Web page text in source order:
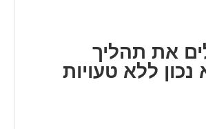
את תהליך
ללא טעויות